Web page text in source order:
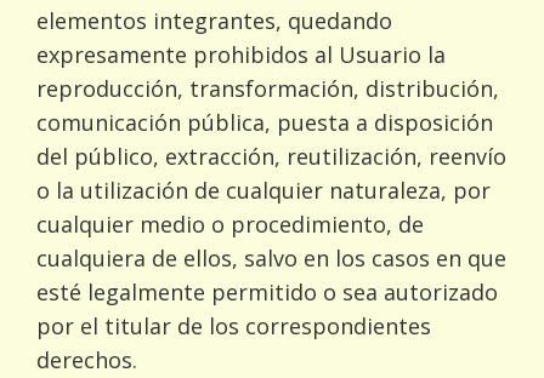
elementos integrantes, quedando
expresamente prohibidos al Usuario la
reproducción, transformación, distribución,
comunicación pública, puesta a disposición
del público, extracción, reutilización, reenvío
o la utilización de cualquier naturaleza, por
cualquier medio o procedimiento, de
cualquiera de ellos, salvo en los casos en que
esté legalmente permitido o sea autorizado
por el titular de los correspondientes
derechos.